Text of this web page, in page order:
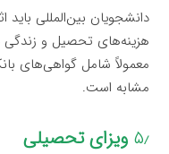
دانشجویان بین‌المللی
هزینه‌های تحصیل و زندگی
معمولاً شامل گواهی‌های
مشابه است.
۵٫ ویزای تحصیلی